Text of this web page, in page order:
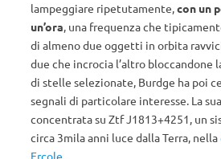
lampeggiare ripetutamente,con un
un’ora, una frequenza che
di almeno due oggetti in orbita
due che incrocia l’altro bloccandone
di stelle selezionate, Burdge ha poi
segnali di particolare interesse. La
concentrata su Ztf J1813+4251, un
circa 3mila anni luce dalla Terra, nella
Ercole.